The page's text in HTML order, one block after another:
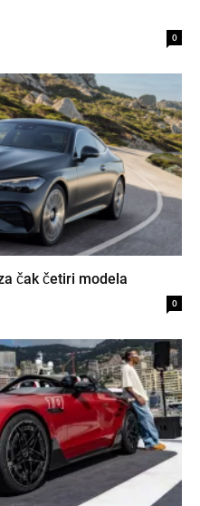
0
čak četiri modela
0